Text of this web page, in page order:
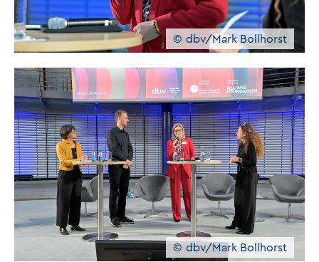
dbv/Mark Bollhorst
dbv/Mark Bollhorst